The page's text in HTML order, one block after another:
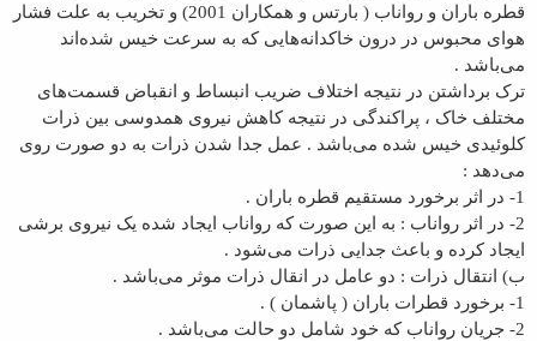
قطره باران و رواناب ( بارتس و همکاران 2001) و تخریب به علت فشار
هوای محبوس در درون خاکدانه‌هایی که به سرعت خیس شده‌اند
می‌باشد .
ترک برداشتن در نتیجه اختلاف ضریب انبساط و انقباض قسمت‌های
مختلف خاک ، پراکندگی در نتیجه کاهش نیروی همدوسی بین ذرات
کلوئیدی خیس شده می‌باشد . عمل جدا شدن ذرات به دو صورت روی
می‌دهد :
1- در اثر برخورد مستقیم قطره باران .
2- در اثر رواناب : به این صورت که رواناب ایجاد شده یک نیروی برشی
ایجاد کرده و باعث جدایی ذرات می‌شود .
ب) انتقال ذرات : دو عامل در انقال ذرات موثر می‌باشد .
1- برخورد قطرات باران ( پاشمان ) .
2- جریان رواناب که خود شامل دو حالت می‌باشد .